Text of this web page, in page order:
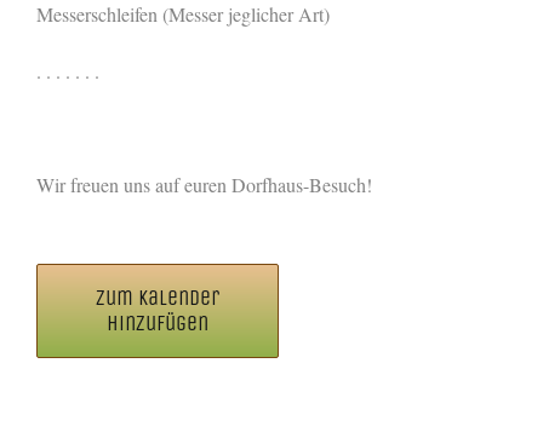
Messerschleifen (Messer jeglicher Art)
. . . . . . .
Wir freuen uns auf euren Dorfhaus-Besuch!
Zum Kalender
hinzufügen